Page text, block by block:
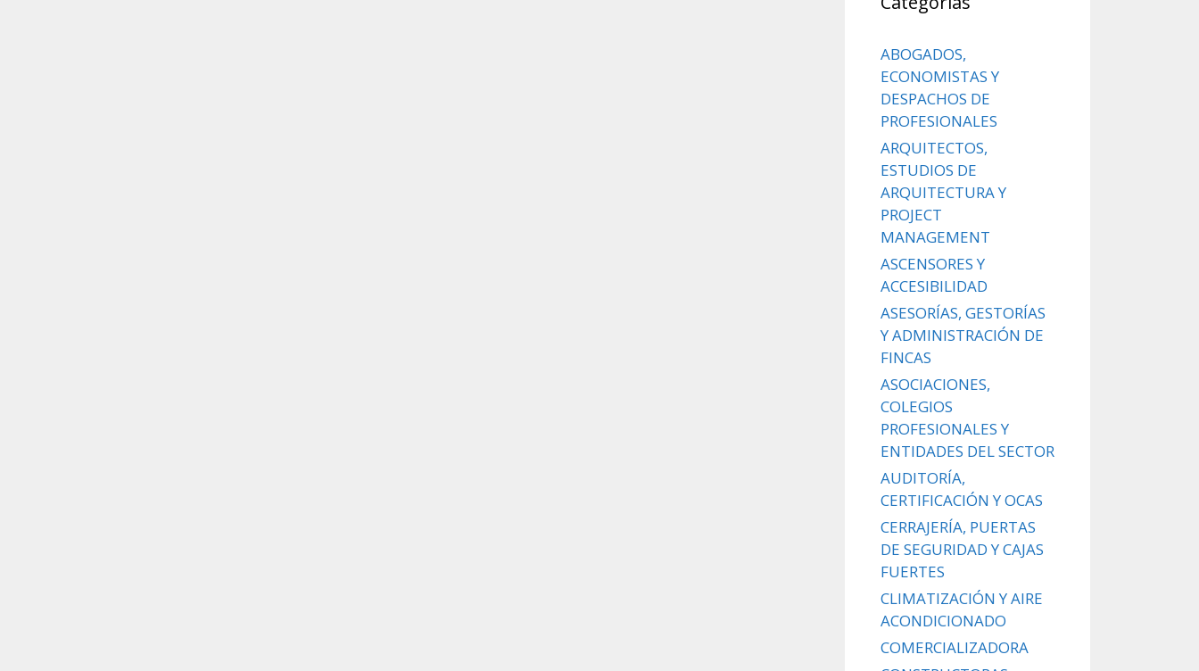
ABOGADOS,
ECONOMISTAS Y
DESPACHOS DE
PROFESIONALES
ARQUITECTOS,
ESTUDIOS DE
ARQUITECTURA Y
PROJECT
MANAGEMENT
ASCENSORES Y
ACCESIBILIDAD
ASESORÍAS, GESTORÍAS
Y ADMINISTRACIÓN DE
FINCAS
ASOCIACIONES,
COLEGIOS
PROFESIONALES Y
ENTIDADES DEL SECTOR
AUDITORÍA,
CERTIFICACIÓN Y OCAS
CERRAJERÍA, PUERTAS
DE SEGURIDAD Y CAJAS
FUERTES
CLIMATIZACIÓN Y AIRE
ACONDICIONADO
COMERCIALIZADORA